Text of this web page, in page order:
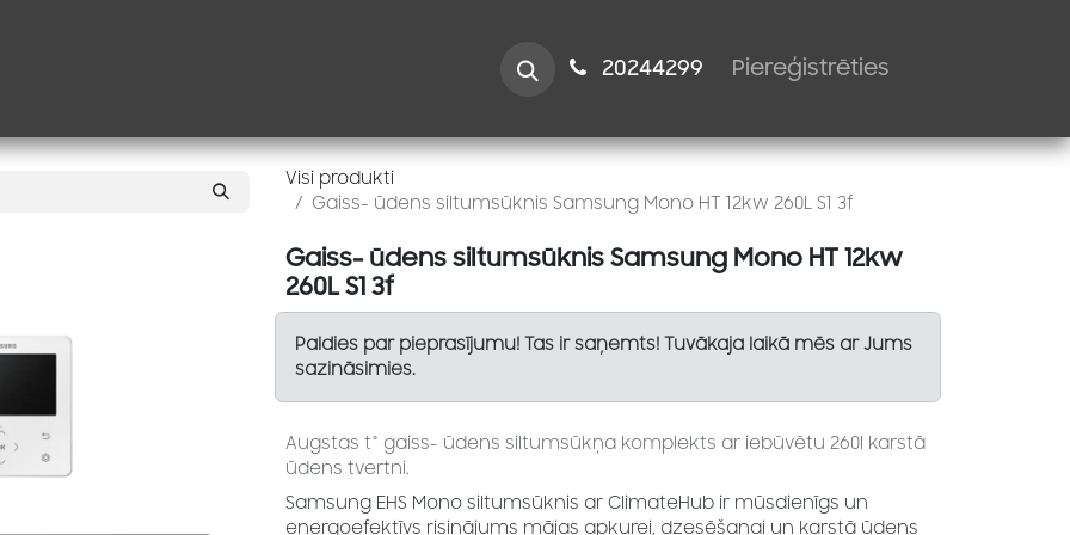
Speciālistiem 2024​​4299 Piereģistrēties
Visi produkti
Gaiss- ūdens siltumsūknis Samsung Mono HT 12kw 260L S1 3f
Gaiss- ūdens siltumsūknis Samsung Mono HT 12kw
260L S1 3f
Paldies par pieprasījumu! Tas ir saņemts! Tuvākaja laikā mēs ar Jums
sazināsimies.
Augstas t° gaiss- ūdens siltumsūkņa komplekts ar iebūvētu 260l karstā
ūdens tvertni.
Samsung EHS Mono siltumsūknis ar ClimateHub ir mūsdienīgs un
energoefektīvs risinājums mājas apkurei, dzesēšanai un karstā ūdens